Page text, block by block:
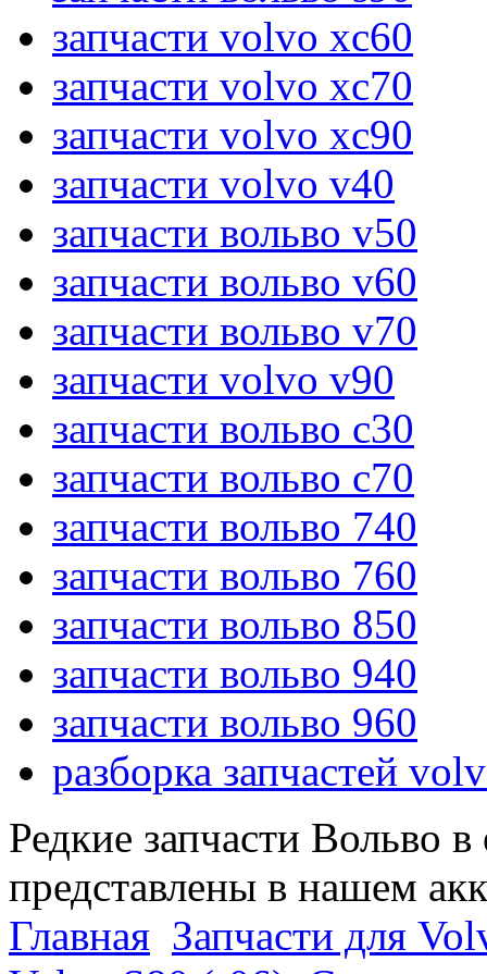
запчасти volvo xc60
запчасти volvo xc70
запчасти volvo xc90
запчасти volvo v40
запчасти вольво v50
запчасти вольво v60
запчасти вольво v70
запчасти volvo v90
запчасти вольво c30
запчасти вольво c70
запчасти вольво 740
запчасти вольво 760
запчасти вольво 850
запчасти вольво 940
запчасти вольво 960
разборка запчастей
Редкие запчасти Вольво
представлены в нашем
Главная Запчасти для